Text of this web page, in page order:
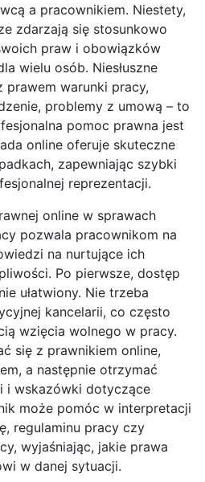
a pracownikiem. Niestety,
zdarzają się stosunkowo
praw i obowiązków
wielu osób. Niesłuszne
prawem warunki pracy,
problemy z umową – to
pomoc prawna jest
online oferuje skuteczne
zapewniając szybki
reprezentacji.
online w sprawach
pozwala pracownikom na
na nurtujące ich
Po pierwsze, dostęp
ułatwiony. Nie trzeba
kancelarii, co często
wzięcia wolnego w pracy.
się z prawnikiem online,
a następnie otrzymać
i wskazówki dotyczące
może pomóc w interpretacji
regulaminu pracy czy
wyjaśniając, jakie prawa
w danej sytuacji.